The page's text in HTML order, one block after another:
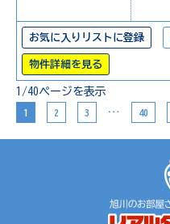
お気に入りリストに登録
物件詳細を見る
1/40ページを表示
1 2 3 … 40